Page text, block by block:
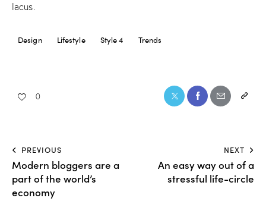
lacus.
Design Lifestyle Style 4 Trends
0
PREVIOUS
Modern bloggers are a
part of the world’s
economy
NEXT
An easy way out of a
stressful life-circle